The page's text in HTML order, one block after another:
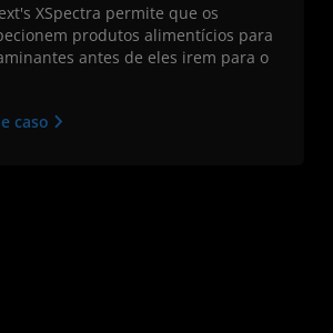
XSpectra permite que os
produtos alimentícios para
antes de eles irem para o
caso